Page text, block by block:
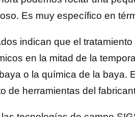
Es muy específico en
indican que el
en la mitad de la
o la química de la baya.
de herramientas del